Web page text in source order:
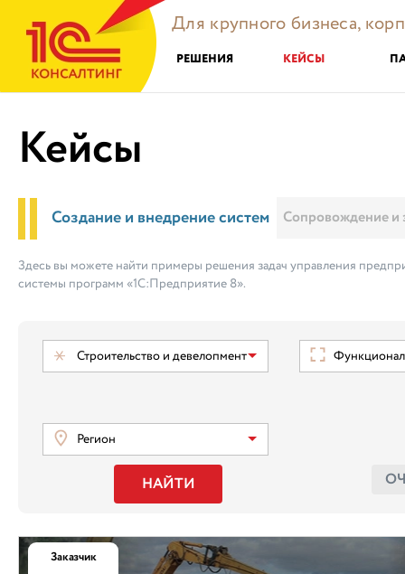
Для крупного бизнеса,
РЕШЕНИЯ КЕЙСЫ
Кейсы
Создание и внедрение систем Сопровождение и
Здесь вы можете найти примеры решения задач управления
системы программ «1С:Предприятие 8».
Строительство и девелопмент
Регион
НАЙТИ
Заказчик